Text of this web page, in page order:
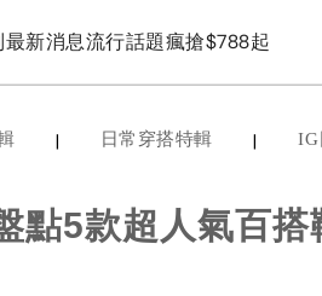
最新消息流行話題瘋搶$788起
| 日常穿搭特輯 | IG
點5款超人氣百搭